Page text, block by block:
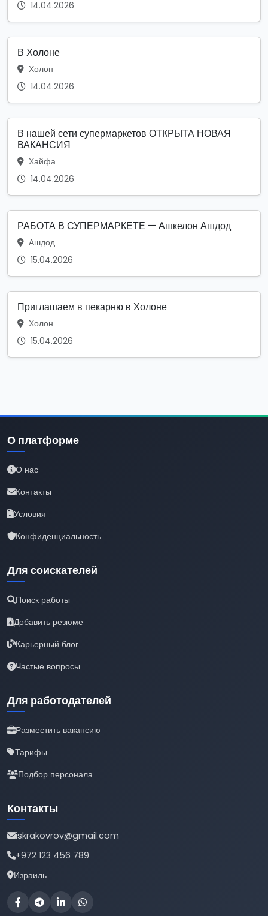
14.04.2026
В Холоне
Холон
14.04.2026
В нашей сети супермаркетов ОТКРЫТА НОВАЯ
ВАКАНСИЯ
Хайфа
14.04.2026
РАБОТА В СУПЕРМАРКЕТЕ — Ашкелон Ашдод
Ашдод
15.04.2026
Приглашаем в пекарню в Холоне
Холон
15.04.2026
О платформе
О нас
Контакты
Условия
Конфиденциальность
Для соискателей
Поиск работы
Добавить резюме
Карьерный блог
Частые вопросы
Для работодателей
Разместить вакансию
Тарифы
Подбор персонала
Контакты
iskrakovrov@gmail.com
+972 123 456 789
Израиль